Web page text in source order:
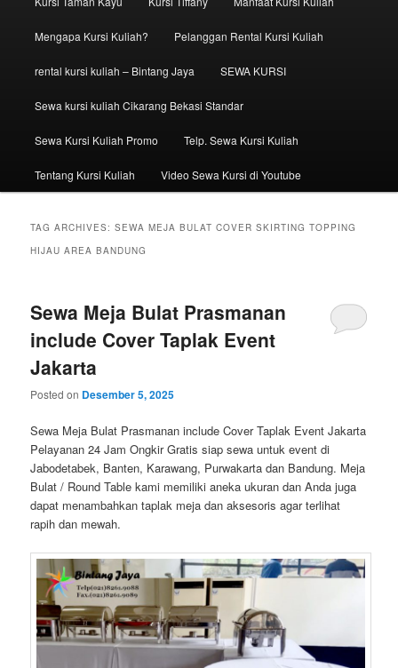
Mengapa Kursi Kuliah? Pelanggan Rental Kursi Kuliah
rental kursi kuliah – Bintang Jaya SEWA KURSI
Sewa kursi kuliah Cikarang Bekasi Standar
Sewa Kursi Kuliah Promo Telp. Sewa Kursi Kuliah
Tentang Kursi Kuliah Video Sewa Kursi di Youtube
TAG ARCHIVES:SEWA MEJA BULAT COVER SKIRTING TOPPING
HIJAU AREA BANDUNG
Sewa Meja Bulat Prasmanan
include Cover Taplak Event
Jakarta
Posted on Desember 5, 2025
Sewa Meja Bulat Prasmanan include Cover Taplak Event Jakarta
Pelayanan 24 Jam Ongkir Gratis siap sewa untuk event di
Jabodetabek, Banten, Karawang, Purwakarta dan Bandung. Meja
Bulat / Round Table kami memiliki aneka ukuran dan Anda juga
dapat menambahkan taplak meja dan aksesoris agar terlihat
rapih dan mewah.